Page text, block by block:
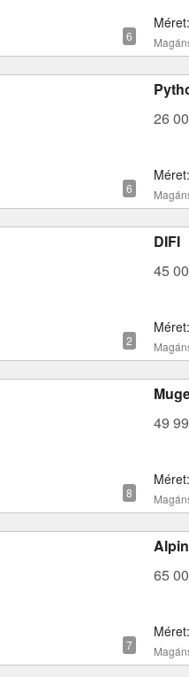
26
DIFI
45
49
65